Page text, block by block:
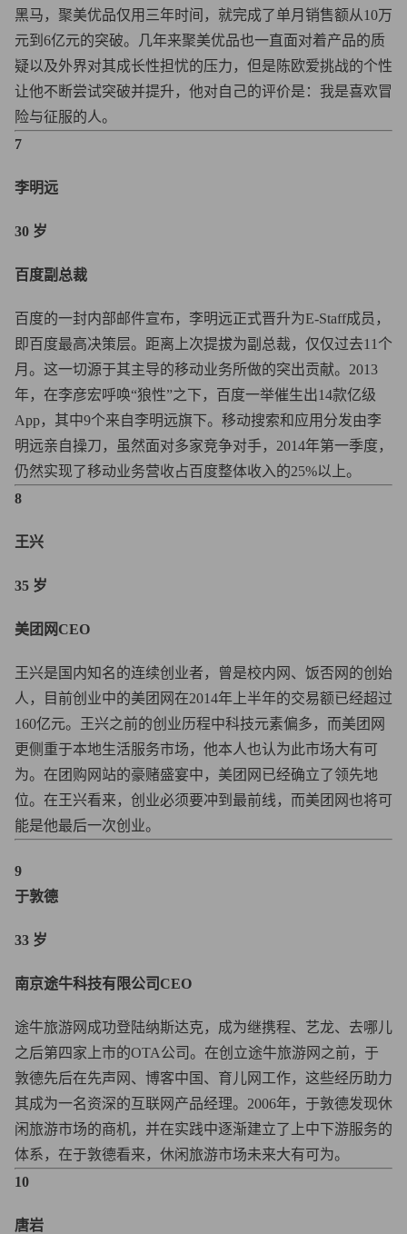
黑马，聚美优品仅用三年时间，就完成了单月销售额从10万
元到6亿元的突破。几年来聚美优品也一直面对着产品的质
疑以及外界对其成长性担忧的压力，但是陈欧爱挑战的个性
让他不断尝试突破并提升，他对自己的评价是：我是喜欢冒
险与征服的人。
7
李明远
30 岁
百度副总裁
百度的一封内部邮件宣布，李明远正式晋升为E-Staff成员，
即百度最高决策层。距离上次提拔为副总裁，仅仅过去11个
月。这一切源于其主导的移动业务所做的突出贡献。2013
年，在李彦宏呼唤“狼性”之下，百度一举催生出14款亿级
App，其中9个来自李明远旗下。移动搜索和应用分发由李
明远亲自操刀，虽然面对多家竞争对手，2014年第一季度，
仍然实现了移动业务营收占百度整体收入的25%以上。
8
王兴
35 岁
美团网CEO
王兴是国内知名的连续创业者，曾是校内网、饭否网的创始
人，目前创业中的美团网在2014年上半年的交易额已经超过
160亿元。王兴之前的创业历程中科技元素偏多，而美团网
更侧重于本地生活服务市场，他本人也认为此市场大有可
为。在团购网站的豪赌盛宴中，美团网已经确立了领先地
位。在王兴看来，创业必须要冲到最前线，而美团网也将可
能是他最后一次创业。
9
于敦德
33 岁
南京途牛科技有限公司CEO
途牛旅游网成功登陆纳斯达克，成为继携程、艺龙、去哪儿
之后第四家上市的OTA公司。在创立途牛旅游网之前，于
敦德先后在先声网、博客中国、育儿网工作，这些经历助力
其成为一名资深的互联网产品经理。2006年，于敦德发现休
闲旅游市场的商机，并在实践中逐渐建立了上中下游服务的
体系，在于敦德看来，休闲旅游市场未来大有可为。
10
唐岩